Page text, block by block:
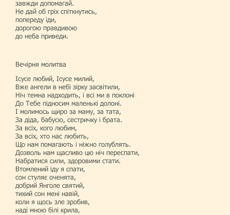
завжди допомагай.
Не дай об гріх спіткнутись,
попереду іди,
дорогою правдивою
до неба приведи.
Вечірня молитва
Ісусе любий, Ісусе милий,
Вже ангели в небі зірку засвітили,
Ніч темна надходить, і всі ми в поклоні
До Тебе підносим маленькі долоні.
І молимось щиро за маму, за тата,
За діда, бабусю, сестричку і брата.
За всіх, кого любим,
За всіх, хто нас любить,
Що нам помагають і ніжно голублять.
Дозволь нам щасливо цю ніч переспати,
Набратися сили, здоровими стати.
Втомлений іду я спати,
сон стуляє оченята,
добрий Янголе святий,
тихий сон мені навій,
коли я щось зле зробив,
наді мною білі крила,